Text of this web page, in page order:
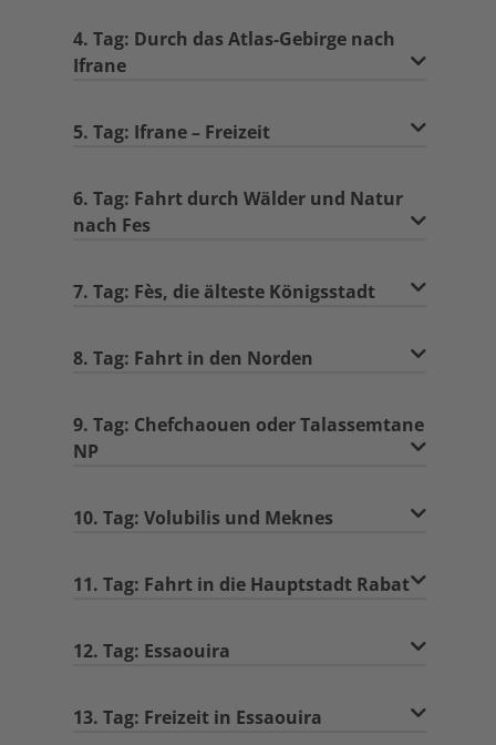
4. Tag: Durch das Atlas-Gebirge nach
Ifrane
5. Tag: Ifrane – Freizeit
6. Tag: Fahrt durch Wälder und Natur
nach Fes
7. Tag: Fès, die älteste Königsstadt
8. Tag: Fahrt in den Norden
9. Tag: Chefchaouen oder Talassemtane
NP
10. Tag: Volubilis und Meknes
11. Tag: Fahrt in die Hauptstadt Rabat
12. Tag: Essaouira
13. Tag: Freizeit in Essaouira